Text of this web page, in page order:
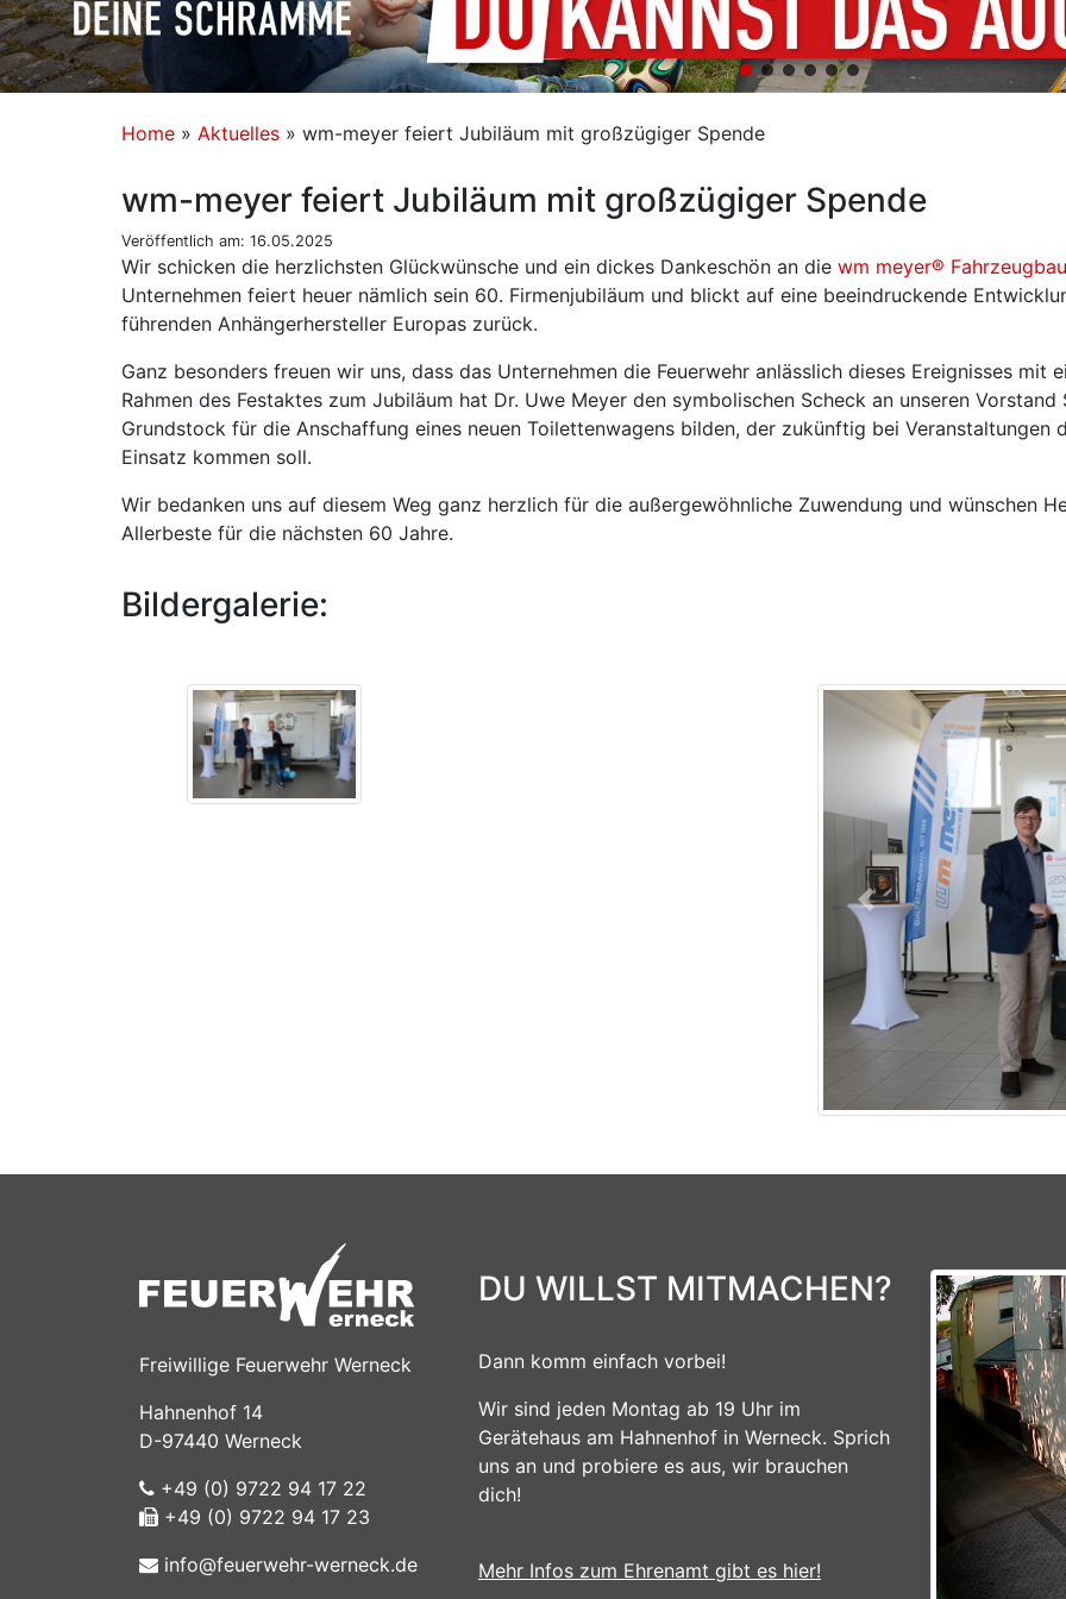
Home » Aktuelles » wm-meyer feiert Jubiläum mit großzügiger Spende
wm-meyer feiert Jubiläum mit großzügiger Spende
Veröffentlich am: 16.05.2025
Wir schicken die herzlichsten Glückwünsche und ein dickes Dankeschön an die wm meyer®
Unternehmen feiert heuer nämlich sein 60. Firmenjubiläum und blickt auf eine beeindruckende
führenden Anhängerhersteller Europas zurück.
Ganz besonders freuen wir uns, dass das Unternehmen die Feuerwehr anlässlich dieses Ereignisses mit
Rahmen des Festaktes zum Jubiläum hat Dr. Uwe Meyer den symbolischen Scheck an unseren
Grundstock für die Anschaffung eines neuen Toilettenwagens bilden, der zukünftig bei Veranstaltungen
Einsatz kommen soll.
Wir bedanken uns auf diesem Weg ganz herzlich für die außergewöhnliche Zuwendung und wünschen
Allerbeste für die nächsten 60 Jahre.
Bildergalerie:
Previous
Freiwillige Feuerwehr Werneck
Hahnenhof 14
D-97440 Werneck
+49 (0) 9722 94 17 22
+49 (0) 9722 94 17 23
info@feuerwehr-werneck.de
DU WILLST MITMACHEN?
Dann komm einfach vorbei!
Wir sind jeden Montag ab 19 Uhr im
Gerätehaus am Hahnenhof in Werneck. Sprich
uns an und probiere es aus, wir brauchen
dich!
Mehr Infos zum Ehrenamt gibt es hier!